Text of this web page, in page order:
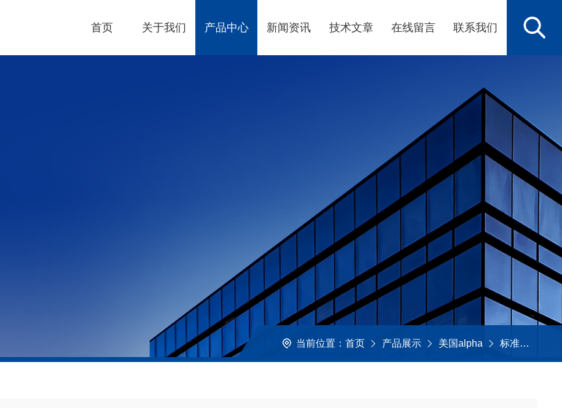
首页 关于我们 产品中心 新闻资讯 技术文章 在线留言 联系我们
当前位置： 首页 产品展示 美国alpha 标准样品